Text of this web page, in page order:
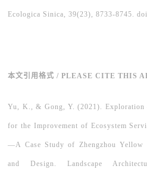
Ecologica Sinica, 39(23), 8733-8745.
本文引用格式 / PLEASE CITE THIS
Yu, K., & Gong, Y. (2021). Exploration
for the Improvement of Ecosystem
—A Case Study of Zhengzhou Yellow
and Design. Landscape